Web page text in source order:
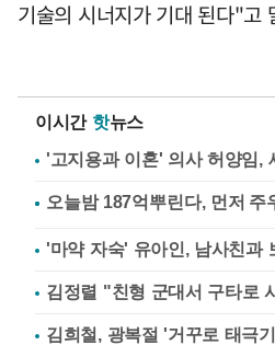
기술의 시너지가 기대 된다"고
이시간 핫뉴스
'고지용과 이혼' 의사 허양임,
'마약 자숙' 유아인, 남사친과
김정렬 "친형 군대서 구타로
김희철, 광복절 '거꾸로 태극